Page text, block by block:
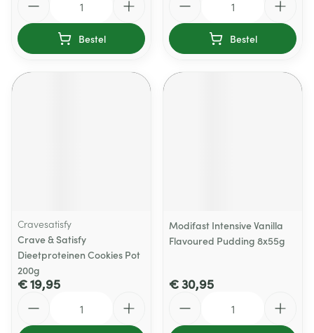
Bestel Bestel
Cravesatisfy
Crave & Satisfy
Dieetproteinen Cookies Pot
200g
€ 19,95
Modifast Intensive Vanilla
Flavoured Pudding 8x55g
€ 30,95